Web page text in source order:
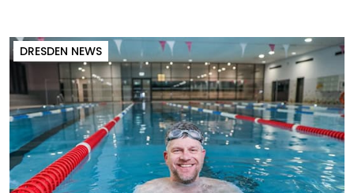
DRESDEN NEWS